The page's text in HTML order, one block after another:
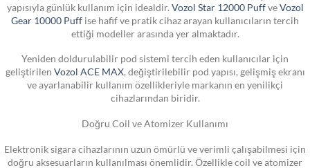
yapısıyla günlük kullanım için idealdir. Vozol Star 12000 PuffveVozol
Gear 10000 Puff ise hafif ve pratik cihaz arayan kullanıcıların tercih
ettiği modeller arasında yer almaktadır.
Yeniden doldurulabilir pod sistemi tercih eden kullanıcılar için
geliştirilen Vozol ACE MAX, değiştirilebilir pod yapısı, gelişmiş ekranı
ve ayarlanabilir kullanım özellikleriyle markanın en yenilikçi
cihazlarından biridir.
Doğru Coil ve Atomizer Kullanımı
Elektronik sigara cihazlarının uzun ömürlü ve verimli çalışabilmesi için
doğru aksesuarların kullanılması önemlidir. Özellikle coil ve atomizer